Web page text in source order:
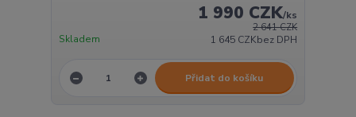
2 641 CZK
1 990 CZK/ks
1 645 CZKbez DPH
Skladem
Přidat do košíku